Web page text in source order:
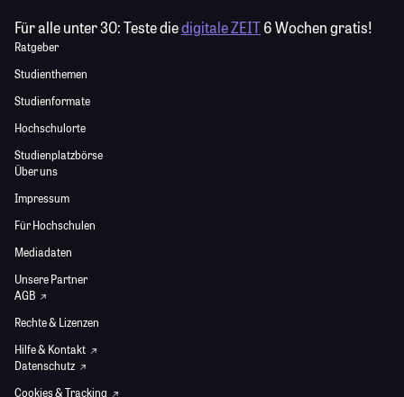
Für alle unter 30:Teste diedigitale ZEIT6 Wochen gratis!
Ratgeber
Studienthemen
Studienformate
Hochschulorte
Studienplatzbörse
Über uns
Impressum
Für Hochschulen
Mediadaten
Unsere Partner
AGB
Rechte & Lizenzen
Hilfe & Kontakt
Datenschutz
Cookies & Tracking